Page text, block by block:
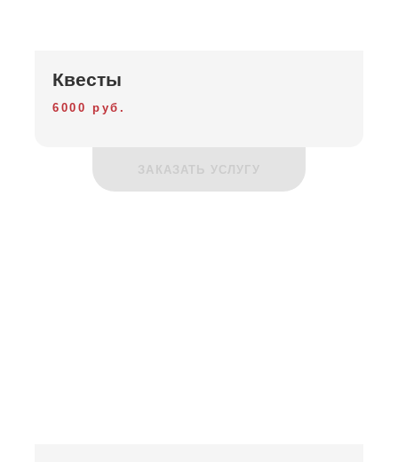
Квесты
6000 руб.
ЗАКАЗАТЬ УСЛУГУ